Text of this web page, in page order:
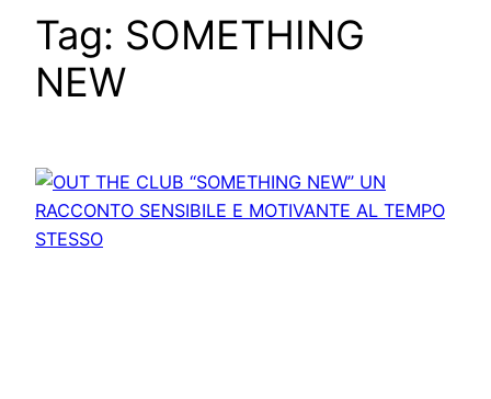
Tag: SOMETHING
NEW